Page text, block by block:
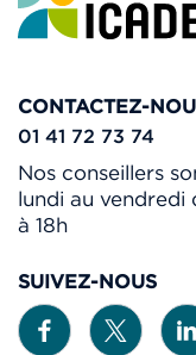
CONTACTEZ-
01 41 72 73 74
Nos conseillers
lundi au vendredi
à 18h
SUIVEZ-NOUS